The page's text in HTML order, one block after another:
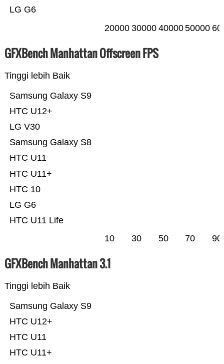
LG G6
20000 30000 4000050000
GFXBench Manhattan Offscreen FPS
Tinggi lebih Baik
HTC U11 Life
LG G6
HTC 10
HTC U11+
HTC U11
Samsung Galaxy S8
LG V30
HTC U12+
Samsung Galaxy S9
10 30 50 70 90
GFXBench Manhattan 3.1
Tinggi lebih Baik
HTC U11+
HTC U11
HTC U12+
Samsung Galaxy S9